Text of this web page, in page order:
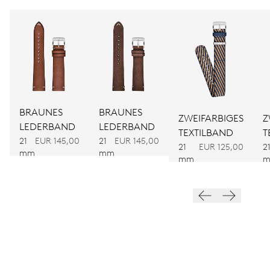
ABMESSUNGEN
Ø 25.60 mm, 11 1/2’’’
AUFZUG
Automatischer Aufzug
FREQUENZ
28.800 A/h, 4 Hz
BRAUNES
LEDERBAND
21
mm
EUR 145,00
BRAUNES
LEDERBAND
21
mm
EUR 145,00
ZWEIFARBIGES
TEXTILBAND
21
mm
EUR 125,00
21